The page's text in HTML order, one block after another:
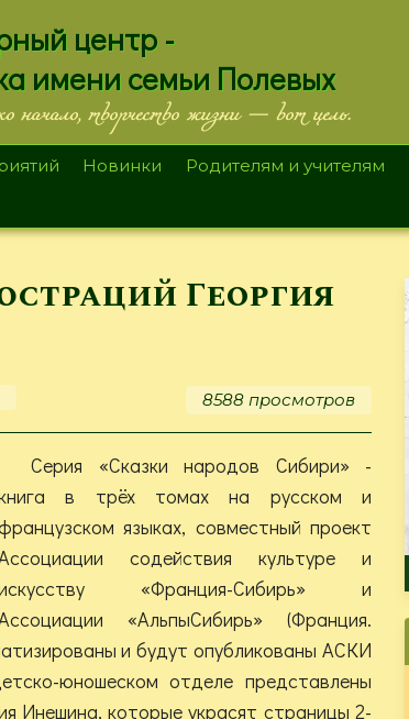
центр -
имени семьи Полевых
начало, творчество жизни — вот цель.
Новинки Родителям и учителям
Георгия
8588 просмотров
Серия «Сказки народов Сибири» -
в трёх томах на русском и
языках, совместный проект
содействия культуре и
«Франция-Сибирь» и
«АльпыСибирь» (Франция.
и будут опубликованы АСКИ
юношеском отделе представлены
Инешина, которые украсят страницы 2-